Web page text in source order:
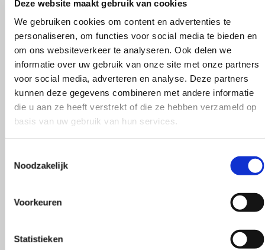
Deze website maakt gebruik van cookies
We gebruiken cookies om content en advertenties te
personaliseren, om functies voor social media te bieden en
om ons websiteverkeer te analyseren. Ook delen we
informatie over uw gebruik van onze site met onze partners
voor social media, adverteren en analyse. Deze partners
kunnen deze gegevens combineren met andere informatie
die u aan ze heeft verstrekt of die ze hebben verzameld op
basis van uw gebruik van hun services.
Noodzakelijk
Voorkeuren
Statistieken
290